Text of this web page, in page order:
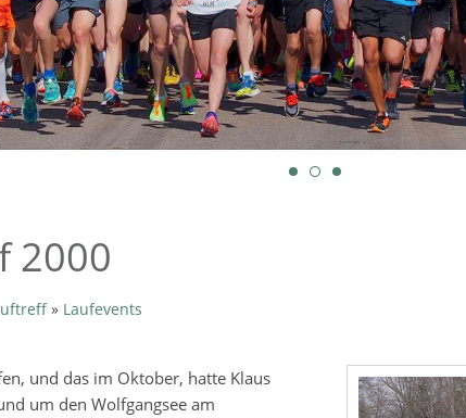
2000
» Laufevents
und das im Oktober, hatte Klaus
um den Wolfgangsee am